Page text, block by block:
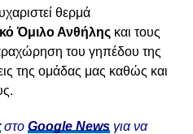
θερμά
Όμιλο Ανθήληςκαι τους
του γηπέδου της
της ομάδας μας καθώς και
στο Google Newsγια να